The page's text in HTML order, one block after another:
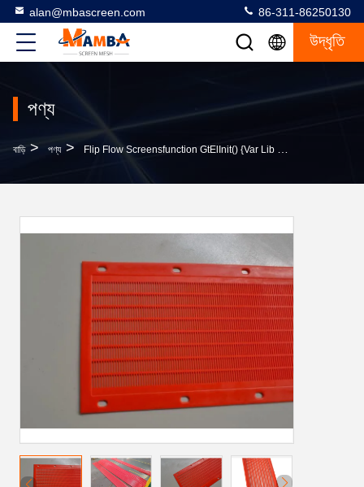
alan@mbascreen.com 86-311-86250130
উদ্ধৃতি
পণ্য
বাড়ি > পণ্য > Flip Flow Screensfunction GtElInit() {var Lib = New Google.translate.TranslateService();lib.translat